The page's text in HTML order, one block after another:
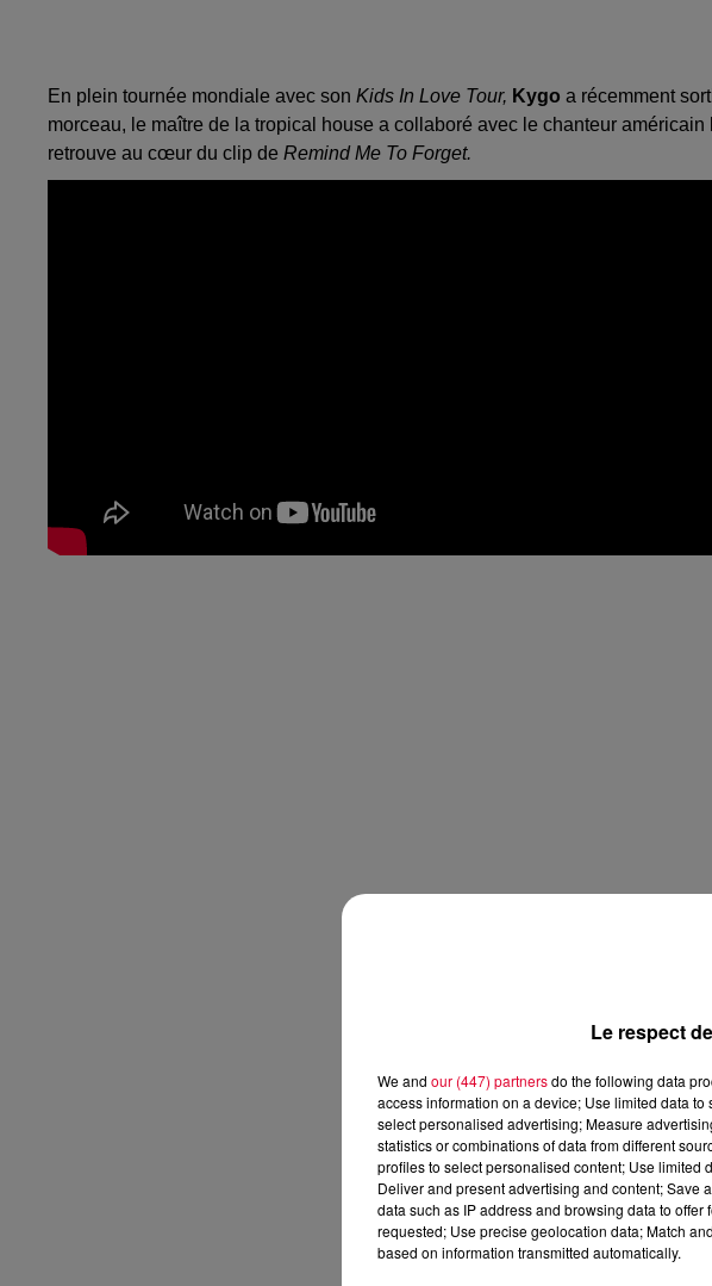
En plein tournée mondiale avec son Kids In Love Tour, Kygo a récemment
morceau, le maître de la tropical house a collaboré avec le chanteur américain
retrouve au cœur du clip de Remind Me To Forget.
Le respect
We and our (447) partnersdo the following data
access information on a device; Use limited data
select personalised advertising; Measure
statistics or combinations of data from different
profiles to select personalised content; Use limited
Deliver and present advertising and content; Save
data such as IP address and browsing data to
requested; Use precise geolocation data; Match
based on information transmitted automatically.